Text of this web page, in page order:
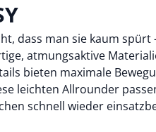
dass man sie kaum spürt
atmungsaktive
bieten maximale
leichten Allrounder
schnell wieder